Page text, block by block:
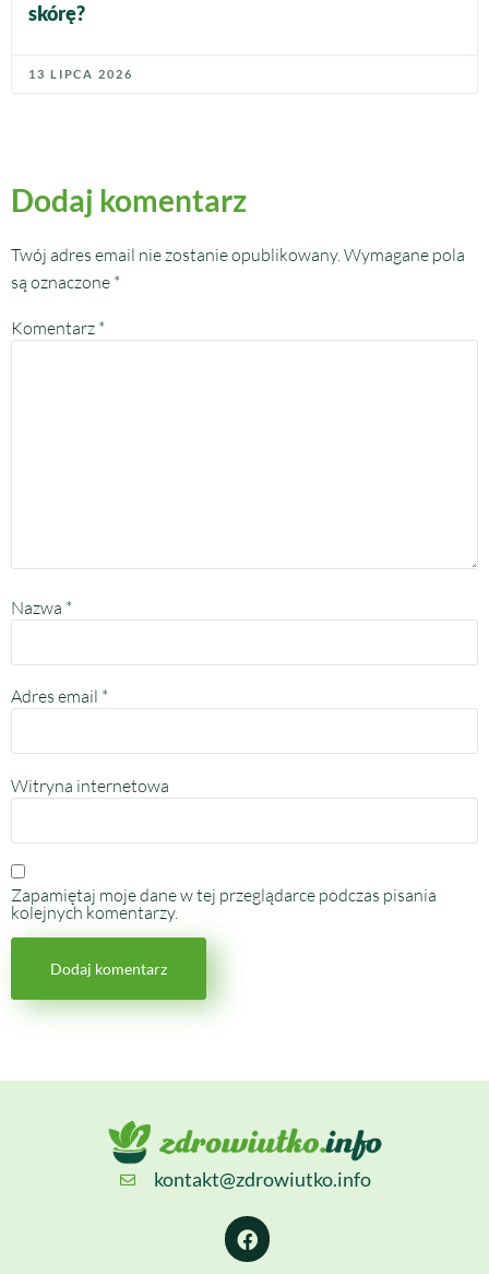
skórę?
13 LIPCA 2026
Dodaj komentarz
Twój adres email nie zostanie opublikowany.Wymagane pola
są oznaczone *
Komentarz *
Nazwa *
Adres email *
Witryna internetowa
Zapamiętaj moje dane w tej przeglądarce podczas pisania
kolejnych komentarzy.
kontakt@zdrowiutko.info